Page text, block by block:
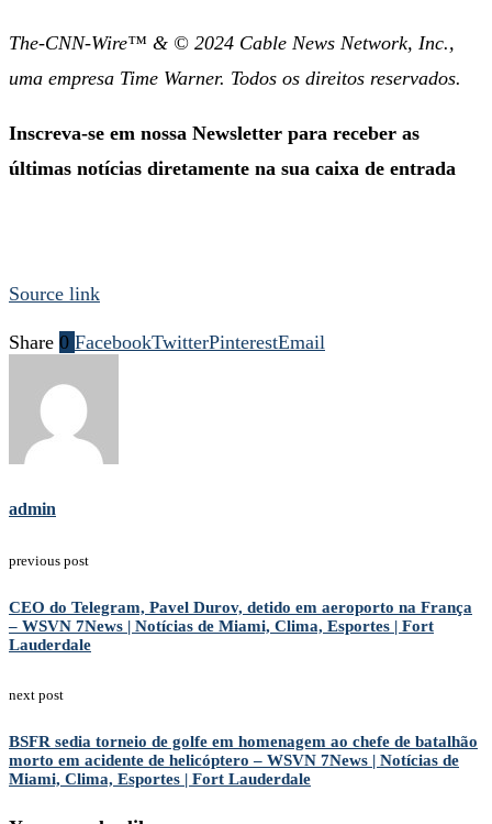
The-CNN-Wire™ & © 2024 Cable News Network, Inc.,
uma empresa Time Warner. Todos os direitos reservados.
Inscreva-se em nossa Newsletter para receber as
últimas notícias diretamente na sua caixa de entrada
Source link
Share 0 FacebookTwitterPinterestEmail
admin
previous post
CEO do Telegram, Pavel Durov, detido em aeroporto na França
– WSVN 7News | Notícias de Miami, Clima, Esportes | Fort
Lauderdale
next post
BSFR sedia torneio de golfe em homenagem ao chefe de batalhão
morto em acidente de helicóptero – WSVN 7News | Notícias de
Miami, Clima, Esportes | Fort Lauderdale